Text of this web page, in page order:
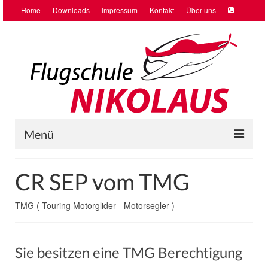
Home Downloads Impressum Kontakt Über uns
Menü
Ausbildung
CR SEP vom TMG
TMG ( Touring Motorglider - Motorsegler )
Sie besitzen eine TMG Berechtigung